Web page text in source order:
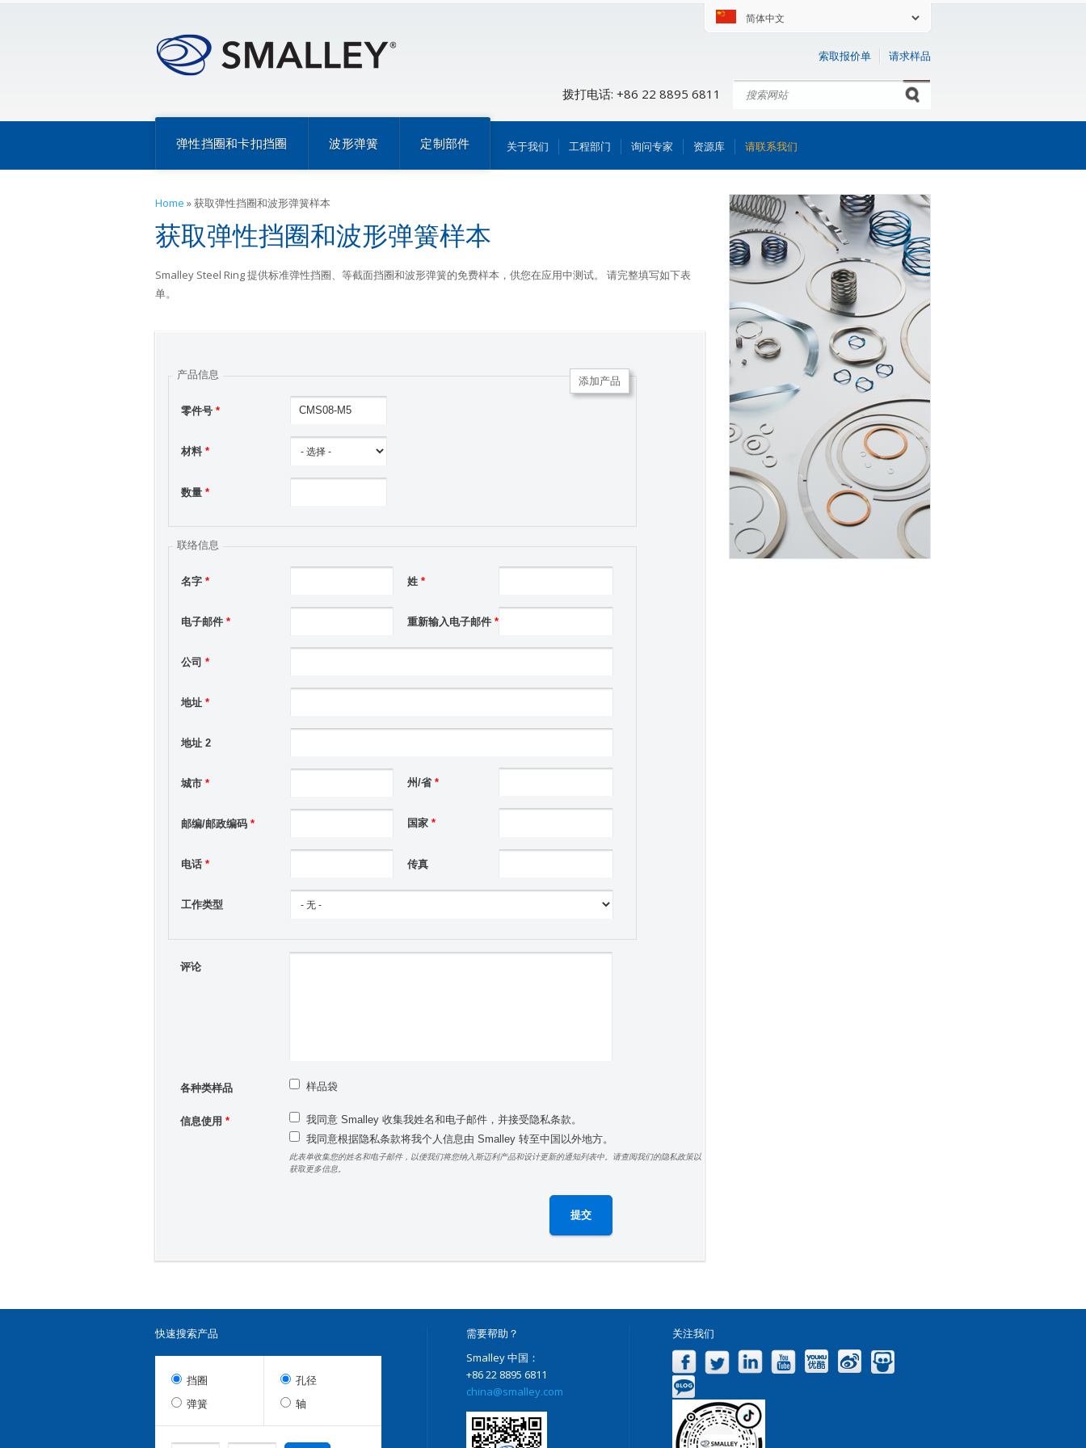
索取报价单 请求样品
拨打电话: +86 22 8895 6811 Search form
搜索
弹性挡圈和卡扣挡圈 波形弹簧 定制部件 关于我们 工程部门 询问专家 资源库 请联系我们
Home »获取弹性挡圈和波形弹簧样本
获取弹性挡圈和波形弹簧样本
Smalley Steel Ring 提供标准弹性挡圈、等截面挡圈和波形弹簧的免费样本，供您在应用中测试。 请完整填写如下表
单。
添加产品
产品信息
零件号 *
材料 *
数量 *
联络信息
名字 * 姓 *
电子邮件 * 重新输入电子邮件 *
公司 *
地址 *
地址 2
城市 * 州/省 *
邮编/邮政编码 * 国家 *
电话 * 传真
工作类型
评论
各种类样品 样品袋
信息使用 *
我同意 Smalley 收集我姓名和电子邮件，并接受隐私条款。
我同意根据隐私条款将我个人信息由 Smalley 转至中国以外地方。
此表单收集您的姓名和电子邮件，以便我们将您纳入斯迈利产品和设计更新的通知列表中。请查阅我们的隐私政策以
获取更多信息。
快速搜索产品
挡圈
弹簧
孔径
轴
需要帮助？
Smalley 中国：
+86 22 8895 6811
china@smalley.com
关注我们
FacebookTwitter LinkedIn